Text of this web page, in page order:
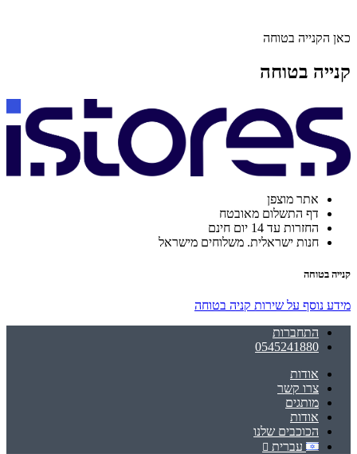
כאן הקנייה בטוחה
קנייה בטוחה
אתר מוצפן
דף התשלום מאובטח
החזרות עד 14 יום חינם
חנות ישראלית. משלוחים מישראל
קנייה בטוחה
מידע נוסף על שירות קניה בטוחה
התחברות
0545241880
אודות
צרו קשר
מותגים
אודות
הכוכבים שלנו
עברית